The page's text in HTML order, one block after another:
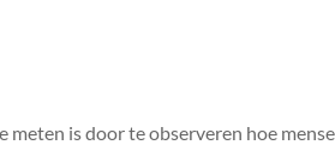
is door te observeren hoe